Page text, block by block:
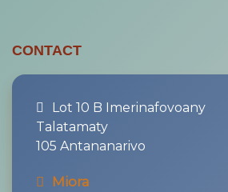
CONTACT
Lot 10 B Imerinafovoany
Talatamaty
105 Antananarivo
Miora